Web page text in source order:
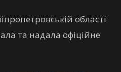
області
та надала офіційне